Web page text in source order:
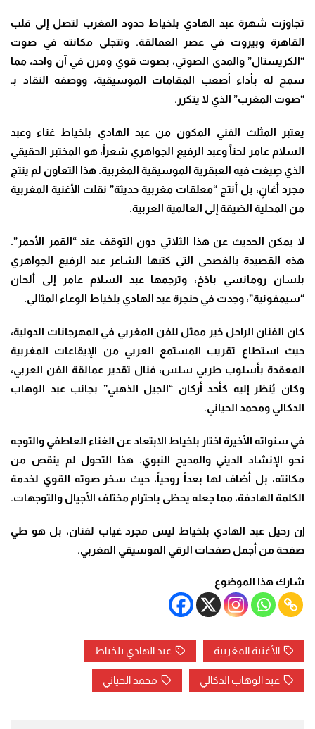
تجاوزت شهرة عبد الهادي بلخياط حدود المغرب لتصل إلى قلب
القاهرة وبيروت في عصر العمالقة. وتتجلى مكانته في صوت
“الكريستال” والمدى الصوتي، بصوت قوي ومرن في آن واحد، مما
سمح له بأداء أصعب المقامات الموسيقية، ووصفه النقاد بـ
“صوت المغرب” الذي لا يتكرر.
يعتبر المثلث الفني المكون من عبد الهادي بلخياط غناء وعبد
السلام عامر لحناً وعبد الرفيع الجواهري شعراً، هو المختبر الحقيقي
الذي صِيغت فيه العبقرية الموسيقية المغربية. هذا التعاون لم ينتج
مجرد أغانٍ، بل أنتج “معلقات مغربية حديثة” نقلت الأغنية المغربية
من المحلية الضيقة إلى العالمية العربية.
لا يمكن الحديث عن هذا الثلاثي دون التوقف عند “القمر الأحمر”.
هذه القصيدة بالفصحى التي كتبها الشاعر عبد الرفيع الجواهري
بلسان رومانسي باذخ، وترجمها عبد السلام عامر إلى ألحان
“سيمفونية”، وجدت في حنجرة عبد الهادي بلخياط الوعاء المثالي.
كان الفنان الراحل خير ممثل للفن المغربي في المهرجانات الدولية،
حيث استطاع تقريب المستمع العربي من الإيقاعات المغربية
المعقدة بأسلوب طربي سلس، فنال تقدير عمالقة الفن العربي،
وكان يُنظر إليه كأحد أركان “الجيل الذهبي” بجانب عبد الوهاب
الدكالي ومحمد الحياني.
في سنواته الأخيرة اختار بلخياط الابتعاد عن الغناء العاطفي والتوجه
نحو الإنشاد الديني والمديح النبوي. هذا التحول لم ينقص من
مكانته، بل أضاف لها بعداً روحياً، حيث سخر صوته القوي لخدمة
الكلمة الهادفة، مما جعله يحظى باحترام مختلف الأجيال والتوجهات.
إن رحيل عبد الهادي بلخياط ليس مجرد غياب لفنان، بل هو طي
صفحة من أجمل صفحات الرقي الموسيقي المغربي.
شارك هذا الموضوع
الأغنية المغربية عبد الهادي بلخياط
عبد الوهاب الدكالي محمد الحياني